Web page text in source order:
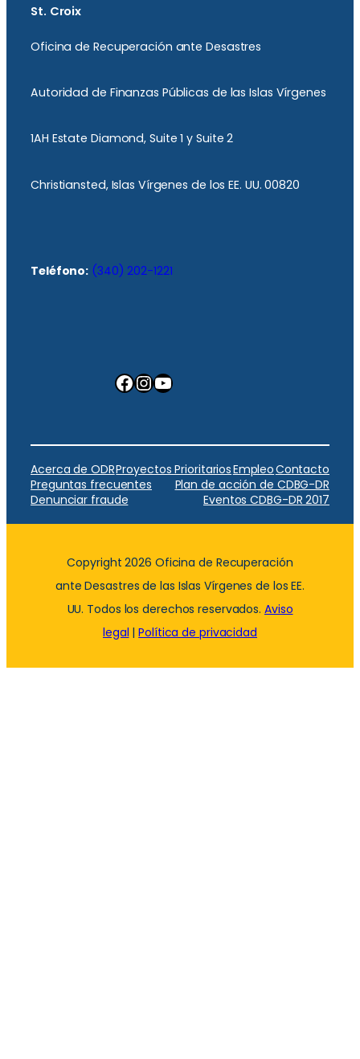
St. Croix
Oficina de Recuperación ante Desastres
Autoridad de Finanzas Públicas de las Islas Vírgenes
1AH Estate Diamond, Suite 1 y Suite 2
Christiansted, Islas Vírgenes de los EE. UU. 00820
Teléfono: (340) 202-1221
Facebook InstagramYouTube
Acerca de ODRProyectos PrioritariosEmpleoContacto
Preguntas frecuentes
Plan de acción de CDBG-DR
Denunciar fraude
Eventos CDBG-DR 2017
Copyright 2026 Oficina de Recuperación
ante Desastres de las Islas Vírgenes de los EE.
UU. Todos los derechos reservados. Aviso
legal |Política de privacidad